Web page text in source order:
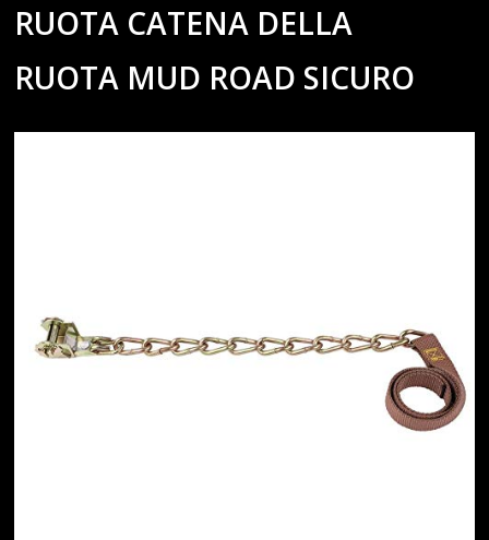
RUOTA CATENA DELLA
RUOTA MUD ROAD SICURO